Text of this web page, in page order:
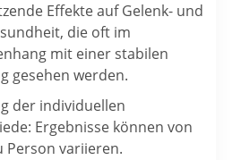
Effekte auf Gelenk- und
die oft im
mit einer stabilen
gesehen werden.
der individuellen
Ergebnisse können von
Person variieren.